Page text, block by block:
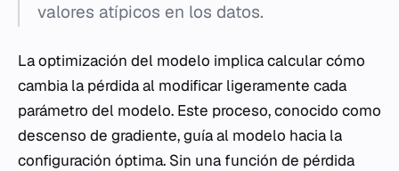
valores atípicos en los datos.
La optimización del modelo implica calcular cómo
cambia la pérdida al modificar ligeramente cada
parámetro del modelo. Este proceso, conocido como
descenso de gradiente, guía al modelo hacia la
configuración óptima. Sin una función de pérdida